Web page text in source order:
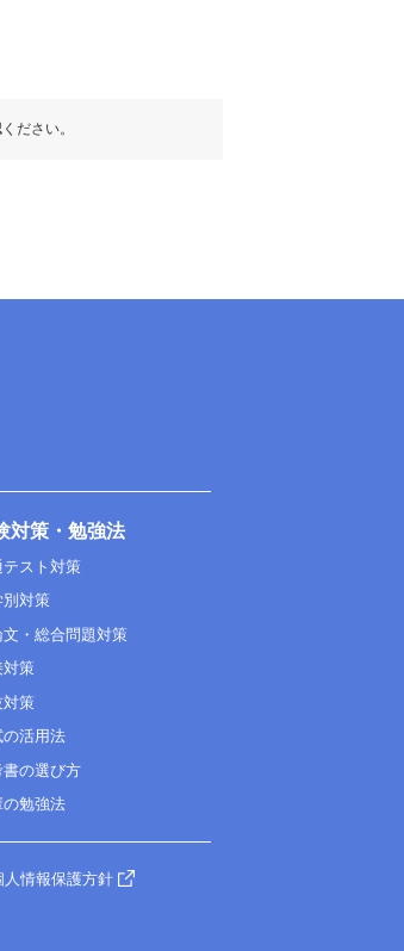
ださい。
対策・勉強法
テスト対策
別対策
文・総合問題対策
対策
対策
の活用法
書の選び方
の勉強法
人情報保護方針